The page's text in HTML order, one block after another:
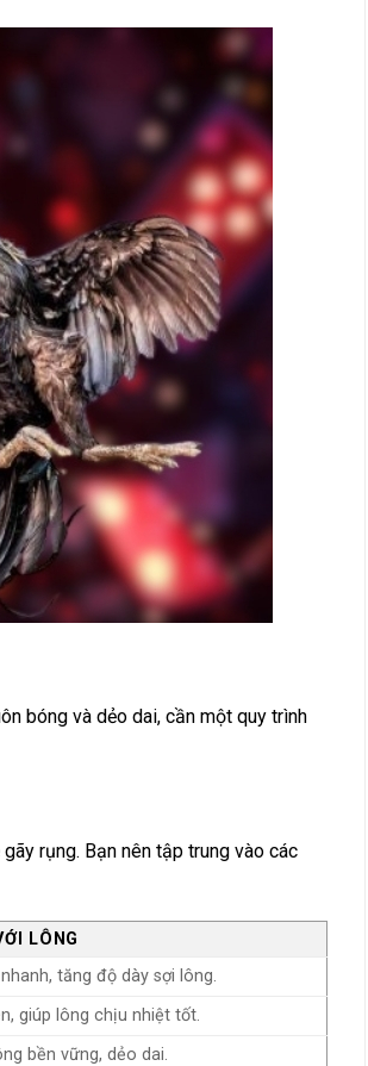
bóng và dẻo dai, cần một quy trình
rụng. Bạn nên tập trung vào các
LÔNG
tăng độ dày sợi lông.
giúp lông chịu nhiệt tốt.
bền vững, dẻo dai.